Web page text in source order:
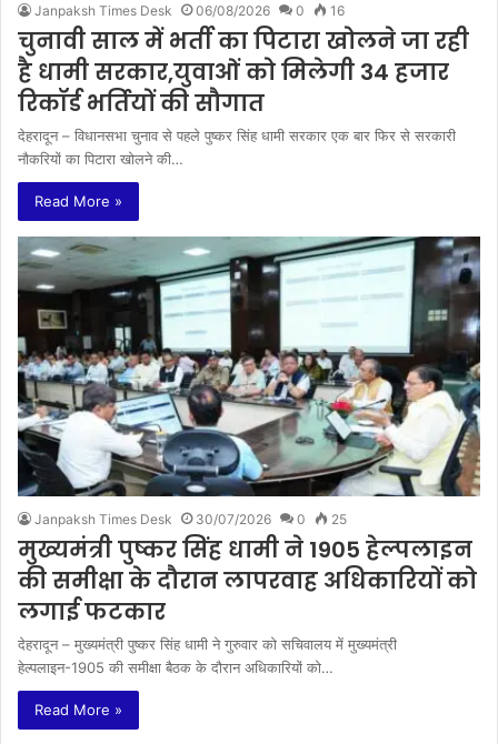
Janpaksh Times Desk 06/08/2026 0 16
चुनावी साल में भर्ती का पिटारा खोलने जा रही
है धामी सरकार,युवाओं को मिलेगी 34 हजार
रिकॉर्ड भर्तियों की सौगात
देहरादून – विधानसभा चुनाव से पहले पुष्कर सिंह धामी सरकार एक बार फिर से सरकारी
नौकरियों का पिटारा खोलने की…
Read More »
Janpaksh Times Desk 30/07/2026 0 25
मुख्यमंत्री पुष्कर सिंह धामी ने 1905 हेल्पलाइन
की समीक्षा के दौरान लापरवाह अधिकारियों को
लगाई फटकार
देहरादून – मुख्यमंत्री पुष्कर सिंह धामी ने गुरुवार को सचिवालय में मुख्यमंत्री
हेल्पलाइन-1905 की समीक्षा बैठक के दौरान अधिकारियों को…
Read More »